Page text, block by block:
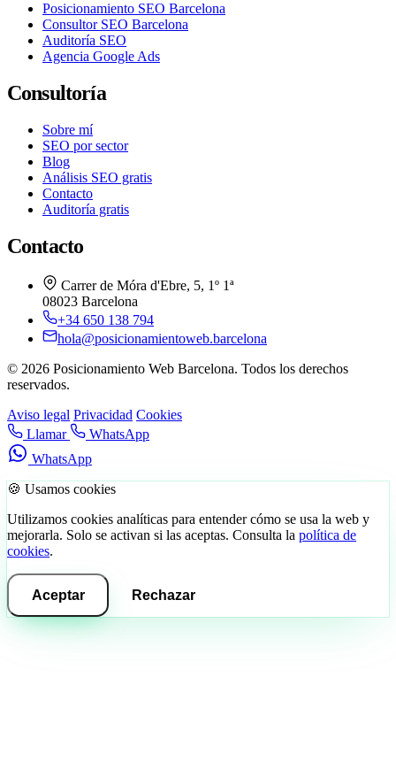
Posicionamiento SEO Barcelona
Consultor SEO Barcelona
Auditoría SEO
Agencia Google Ads
Consultoría
Sobre mí
SEO por sector
Blog
Análisis SEO gratis
Contacto
Auditoría gratis
Contacto
Carrer de Móra d'Ebre, 5, 1º 1ª
08023 Barcelona
+34 650 138 794
hola@posicionamientoweb.barcelona
© 2026 Posicionamiento Web Barcelona. Todos los derechos
reservados.
Aviso legal Privacidad Cookies
Llamar
WhatsApp
WhatsApp
🍪 Usamos cookies
Utilizamos cookies analíticas para entender cómo se usa la web y
mejorarla. Solo se activan si las aceptas. Consulta la política de
cookies.
Aceptar Rechazar